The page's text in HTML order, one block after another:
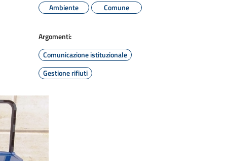
Ambiente
Comune
Argomenti:
Comunicazione istituzionale
Gestione rifiuti